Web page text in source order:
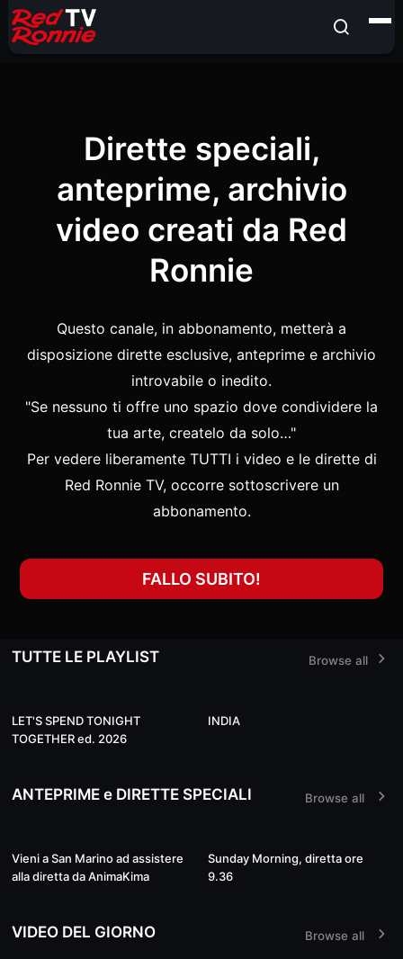
Dirette speciali,
anteprime, archivio
video creati da Red
Ronnie
Questo canale, in abbonamento, metterà a
disposizione dirette esclusive, anteprime e archivio
introvabile o inedito.
"Se nessuno ti offre uno spazio dove condividere la
tua arte, createlo da solo…"
Per vedere liberamente TUTTI i video e le dirette di
Red Ronnie TV, occorre sottoscrivere un
abbonamento.
FALLO SUBITO!
TUTTE LE PLAYLIST Browse all
LET'S SPEND TONIGHT
TOGETHER ed. 2026
INDIA
ANTEPRIME e DIRETTE SPECIALI Browse all
Live
Vieni a San Marino ad assistere
alla diretta da AnimaKima
01:41:48
Sunday Morning, diretta ore
9.36
VIDEO DEL GIORNO Browse all